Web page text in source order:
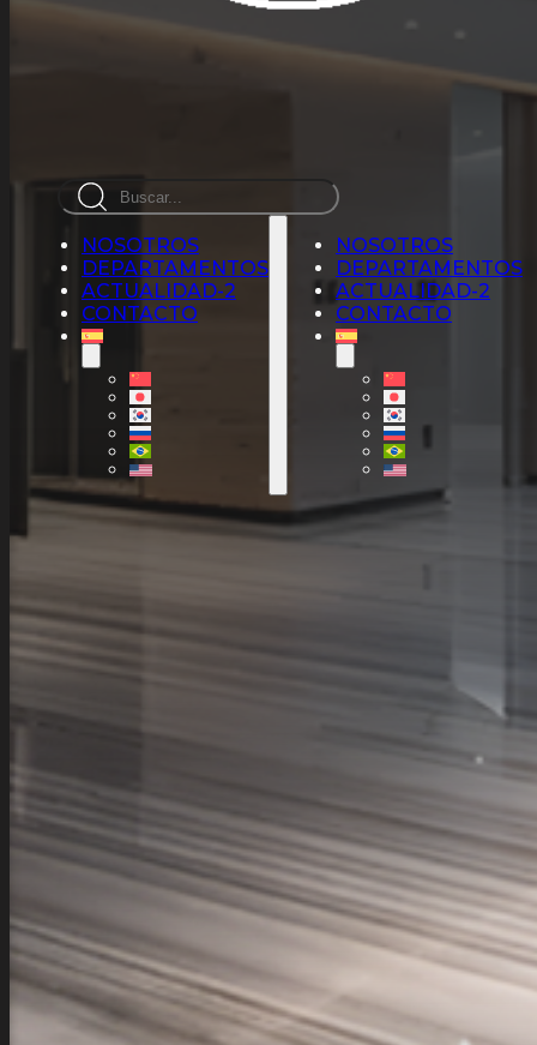
Busca
en
NOSOTROS
DEPARTAMENTOS
ACTUALIDAD-2
CONTACTO
NOSOTROS
DEPARTAMENTOS
ACTUALIDAD-2
CONTACTO